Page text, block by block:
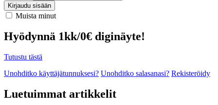
Kirjaudu sisään
Muista minut
Hyödynnä 1kk/0€ diginäyte!
Tutustu tästä
Unohditko käyttäjätunnuksesi? Unohditko salasanasi? Rekisteröidy
Luetuimmat artikkelit